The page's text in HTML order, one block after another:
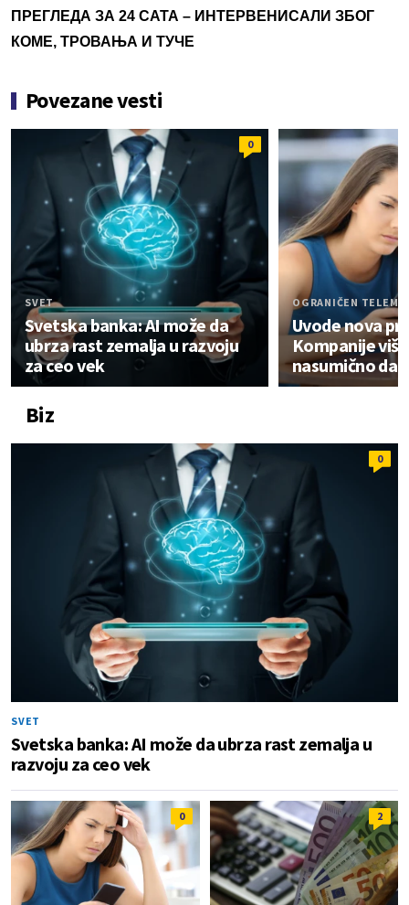
ПРЕГЛЕДА ЗА 24 САТА – ИНТЕРВЕНИСАЛИ ЗБОГ
КОМЕ, ТРОВАЊА И ТУЧЕ
Povezane vesti
0
SVET
Svetska banka: AI može da
ubrza rast zemalja u razvoju
za ceo vek
OGRANIČEN
Uvode nova
Kompanije
nasumično da
Biz
0
SVET
Svetska banka: AI može da ubrza rast zemalja u
razvoju za ceo vek
0 2